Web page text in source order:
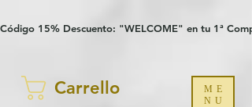
Código 15% Descuento: "WELCOME" en tu 1ª
Carrello
ME
NU